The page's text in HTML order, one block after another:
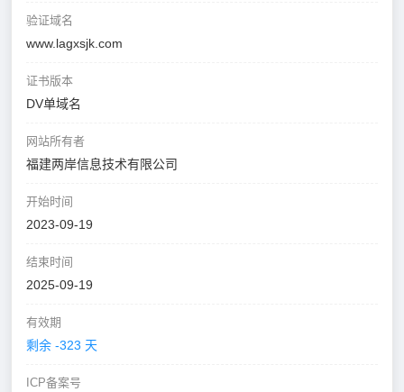
验证域名
www.lagxsjk.com
证书版本
DV单域名
网站所有者
福建两岸信息技术有限公司
开始时间
2023-09-19
结束时间
2025-09-19
有效期
剩余 -323 天
ICP备案号